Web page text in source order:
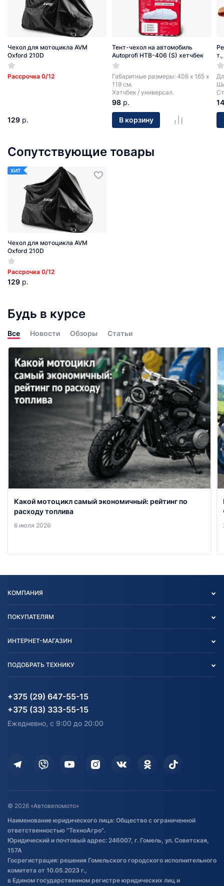
Чехол для мотоцикла AVM
Oxford 210D
Рассрочка 0/12
129 р.
Тент-чехол на автомобиль
Autoprofi HTB-406 (S) хетчбек
Габаритные размеры: 406 х 165 х
119 см.
Хэтчбек / универсал.
98 р.
В корзину
14
Сопутствующие товары
ХИТ
Чехол для мотоцикла AVM
Oxford 210D
Рассрочка 0/12
129 р.
Будь в курсе
Все Новости Обзоры Статьи
Какой мотоцикл самый экономичный: рейтинг по
расходу топлива
6 июля 2026
КОМПАНИЯ
Блог
Карта сайта
ПОКУПАТЕЛЯМ
Согласие на обработку
Информация до получения
согласия на обработку
Дополнительные услуги
Оставить отзыв
Договор публичной оферты
Обработка файлов cookie
Постановка транспорта на учет
Обновления в ЭПТС 2024
ИНТЕРНЕТ-МАГАЗИН
Агротехника
Водный транспорт
Электротранспорт
ПОДОБРАТЬ ТЕХНИКУ
Агротехника
Электротранспорт
+375 (29) 647-55-15
+375 (33) 333-55-15
Ежедневно, с 9:00 до 20:00
© 2026 «Автовеломото»
Наименование юридического лица: Общество с ограниченной
ответственностью "ТехноАгро".
Юридический и почтовый адрес: 246007, г. Гомель, ул. Советская,
157А
Госрегистрация: решения Гомельского городского исполнительного
комитета от 10.05.2023 г.,
в Едином государственном регистре юридических лиц и